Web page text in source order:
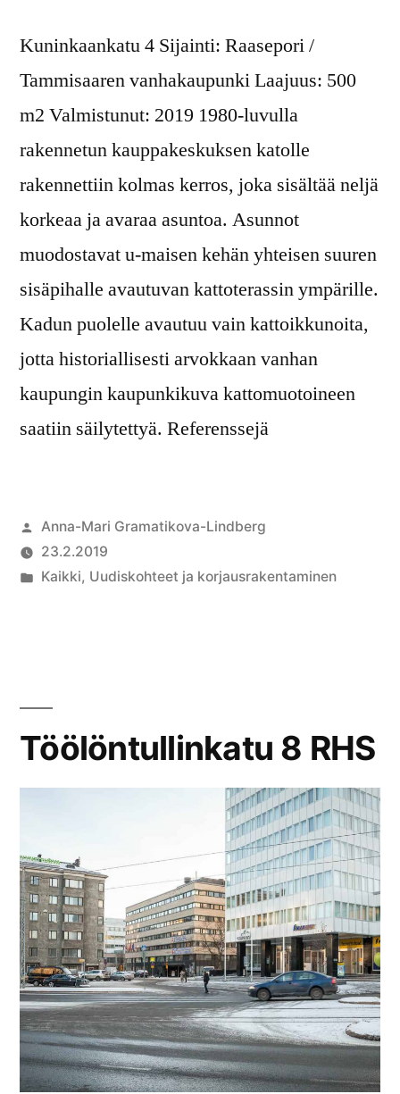
Kuninkaankatu 4 Sijainti: Raasepori /
Tammisaaren vanhakaupunki Laajuus: 500
m2 Valmistunut: 2019 1980-luvulla
rakennetun kauppakeskuksen katolle
rakennettiin kolmas kerros, joka sisältää neljä
korkeaa ja avaraa asuntoa. Asunnot
muodostavat u-maisen kehän yhteisen suuren
sisäpihalle avautuvan kattoterassin ympärille.
Kadun puolelle avautuu vain kattoikkunoita,
jotta historiallisesti arvokkaan vanhan
kaupungin kaupunkikuva kattomuotoineen
saatiin säilytettyä. Referenssejä
Anna-Mari Gramatikova-Lindberg
23.2.2019
Kaikki, Uudiskohteet ja korjausrakentaminen
Töölöntullinkatu 8 RHS